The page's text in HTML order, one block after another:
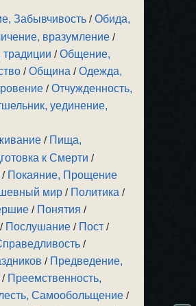
Забывчивость /Обида,
вразумление /
/Общение,
/Община /Одежда,
/Отчужденность,
уединение,
/ Пища,
к Смерти /
/ Покаяние, Прощение
мир / Политика /
/ Понятия /
/ Послушание / Пост /
/
/ Предведение,
/ Преемственность,
Самообольщение /